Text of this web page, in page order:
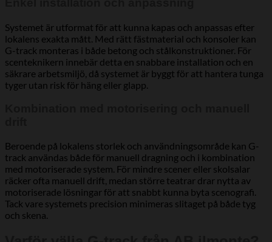
Systemet är utformat för att kunna kapas och anpassas efter
lokalens exakta mått. Med rätt fästmaterial och konsoler kan
G-track monteras i både betong och stålkonstruktioner. För
scenteknikern innebär detta en snabbare installation och en
säkrare arbetsmiljö, då systemet är byggt för att hantera tunga
tyger utan risk för häng eller glapp.
Beroende på lokalens storlek och användningsområde kan G-
track användas både för manuell dragning och i kombination
med motoriserade system. För mindre scener eller skolsalar
räcker ofta manuell drift, medan större teatrar drar nytta av
motoriserade lösningar för att snabbt kunna byta scenografi.
Tack vare systemets precision minimeras slitaget på både tyg
och skena.